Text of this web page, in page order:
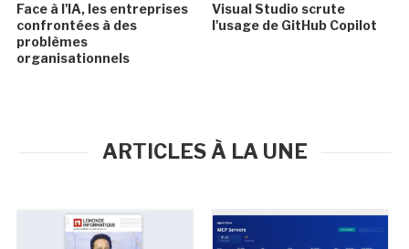
Face à l'IA, les entreprises
confrontées à des
problèmes
organisationnels
Visual Studio scrute
l'usage de GitHub Copilot
ARTICLES À LA UNE